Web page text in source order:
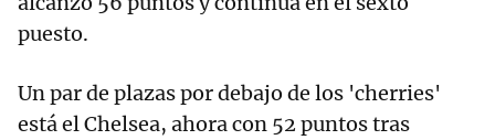
puesto.
Un par de plazas por debajo de los 'cherries'
está el Chelsea, ahora con 52 puntos tras